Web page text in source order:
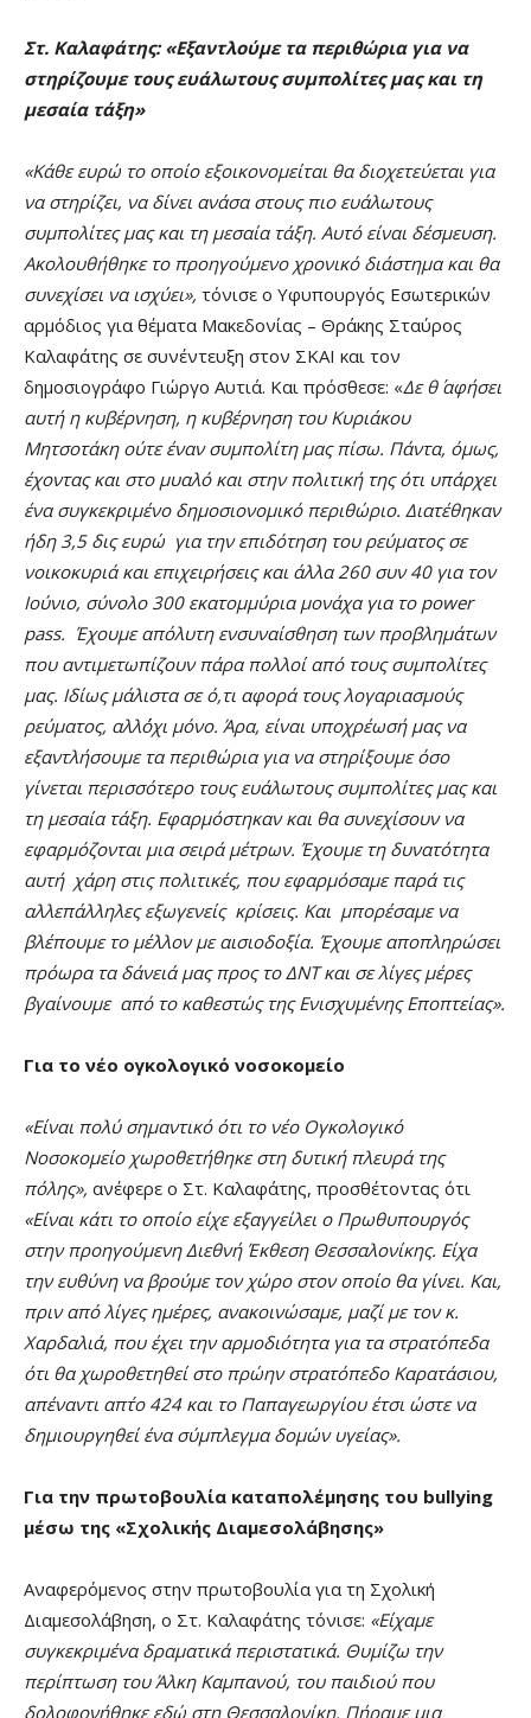
Στ. Καλαφάτης: «Εξαντλούμε τα περιθώρια για να
στηρίζουμε τους ευάλωτους συμπολίτες μας και τη
μεσαία τάξη»
«Κάθε ευρώ το οποίο εξοικονομείται θα διοχετεύεται για
να στηρίζει, να δίνει ανάσα στους πιο ευάλωτους
συμπολίτες μας και τη μεσαία τάξη. Αυτό είναι δέσμευση.
Ακολουθήθηκε το προηγούμενο χρονικό διάστημα και θα
συνεχίσει να ισχύει», τόνισε ο Υφυπουργός Εσωτερικών
αρμόδιος για θέματα Μακεδονίας – Θράκης Σταύρος
Καλαφάτης σε συνέντευξη στον ΣΚΑΙ και τον
δημοσιογράφο Γιώργο Αυτιά. Και πρόσθεσε: «Δε θ΄ αφήσει
αυτή η κυβέρνηση, η κυβέρνηση του Κυριάκου
Μητσοτάκη ούτε έναν συμπολίτη μας πίσω. Πάντα, όμως,
έχοντας και στο μυαλό και στην πολιτική της ότι υπάρχει
ένα συγκεκριμένο δημοσιονομικό περιθώριο. Διατέθηκαν
ήδη 3,5 δις ευρώ για την επιδότηση του ρεύματος σε
νοικοκυριά και επιχειρήσεις και άλλα 260 συν 40 για τον
Ιούνιο, σύνολο 300 εκατομμύρια μονάχα για το power
pass. Έχουμε απόλυτη ενσυναίσθηση των προβλημάτων
που αντιμετωπίζουν πάρα πολλοί από τους συμπολίτες
μας. Ιδίως μάλιστα σε ό,τι αφορά τους λογαριασμούς
ρεύματος, αλλ΄όχι μόνο. Άρα, είναι υποχρέωσή μας να
εξαντλήσουμε τα περιθώρια για να στηρίξουμε όσο
γίνεται περισσότερο τους ευάλωτους συμπολίτες μας και
τη μεσαία τάξη. Εφαρμόστηκαν και θα συνεχίσουν να
εφαρμόζονται μια σειρά μέτρων. Έχουμε τη δυνατότητα
αυτή χάρη στις πολιτικές, που εφαρμόσαμε παρά τις
αλλεπάλληλες εξωγενείς κρίσεις. Και μπορέσαμε να
βλέπουμε το μέλλον με αισιοδοξία. Έχουμε αποπληρώσει
πρόωρα τα δάνειά μας προς το ΔΝΤ και σε λίγες μέρες
βγαίνουμε από το καθεστώς της Ενισχυμένης Εποπτείας».
Για το νέο ογκολογικό νοσοκομείο
«Είναι πολύ σημαντικό ότι το νέο Ογκολογικό
Νοσοκομείο χωροθετήθηκε στη δυτική πλευρά της
πόλης», ανέφερε ο Στ. Καλαφάτης, προσθέτοντας ότι
«Είναι κάτι το οποίο είχε εξαγγείλει ο Πρωθυπουργός
στην προηγούμενη Διεθνή Έκθεση Θεσσαλονίκης. Είχα
την ευθύνη να βρούμε τον χώρο στον οποίο θα γίνει. Και,
πριν από λίγες ημέρες, ανακοινώσαμε, μαζί με τον κ.
Χαρδαλιά, που έχει την αρμοδιότητα για τα στρατόπεδα
ότι θα χωροθετηθεί στο πρώην στρατόπεδο Καρατάσιου,
απέναντι απ΄το 424 και το Παπαγεωργίου έτσι ώστε να
δημιουργηθεί ένα σύμπλεγμα δομών υγείας».
Για την πρωτοβουλία καταπολέμησης του bullying
μέσω της «Σχολικής Διαμεσολάβησης»
Αναφερόμενος στην πρωτοβουλία για τη Σχολική
Διαμεσολάβηση, ο Στ. Καλαφάτης τόνισε: «Είχαμε
συγκεκριμένα δραματικά περιστατικά. Θυμίζω την
περίπτωση του Άλκη Καμπανού, του παιδιού που
δολοφονήθηκε εδώ στη Θεσσαλονίκη. Πήραμε μια